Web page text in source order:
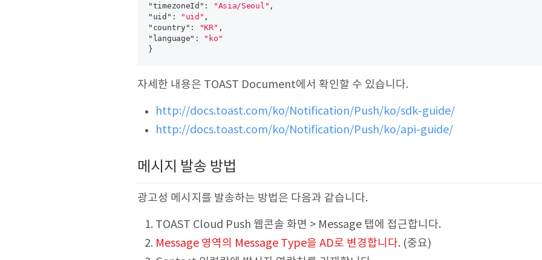
"timezoneId ": "Asia/Seoul" ,
" uid ": "uid" ,
" country": "KR" ,
" language":
"ko"
자세한 내용은 TOAST Document에서 확인할 수 있습니다.
http://docs.toast.com/ko/Notification/Push/ko/sdk-guide/
http://docs.toast.com/ko/Notification/Push/ko/api-guide/
메시지 발송 방법
광고성 메시지를 발송하는 방법은 다음과 같습니다.
TOAST Cloud Push 웹콘솔 화면 > Message 탭에 접근합니다.
Message 영역의 Message Type을 AD로 변경합니다. (중요)